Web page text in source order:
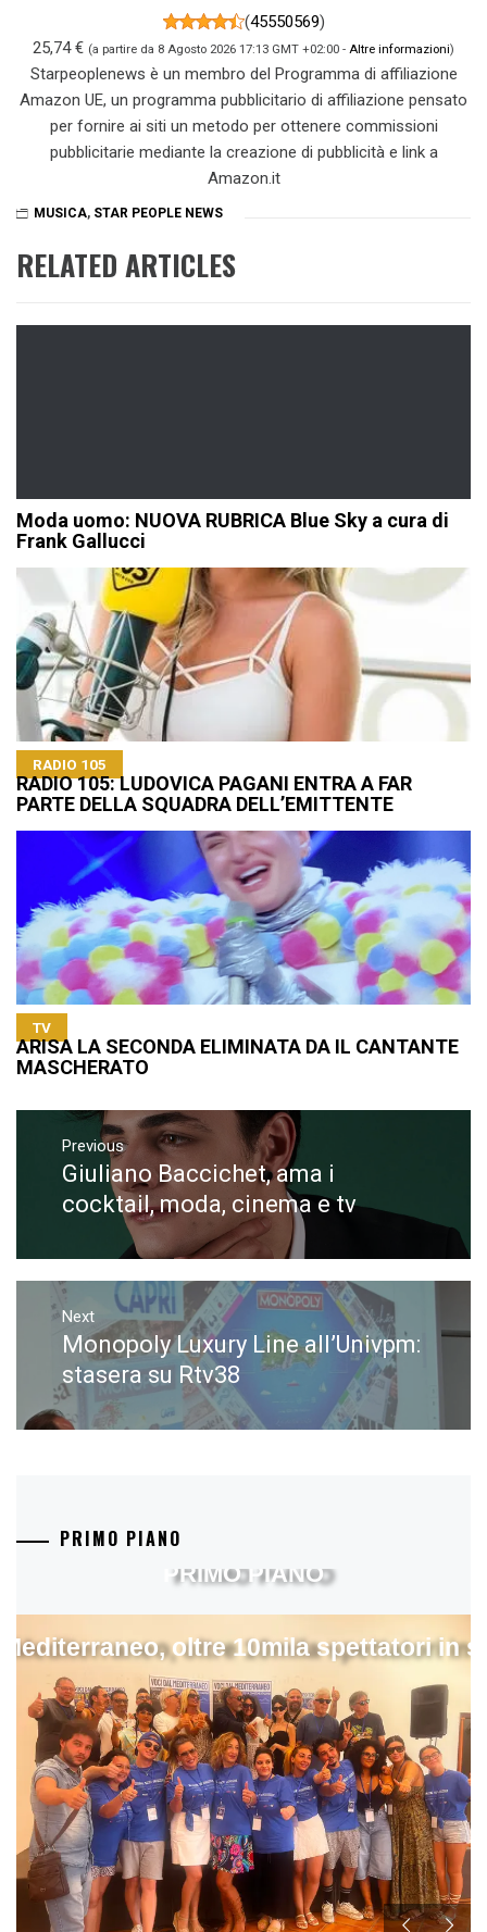
(45550569)
25,74 € (a partire da 8 Agosto 2026 17:13 GMT +02:00 - Altre informazioni)
Starpeoplenews è un membro del Programma di affiliazione
Amazon UE, un programma pubblicitario di affiliazione pensato
per fornire ai siti un metodo per ottenere commissioni
pubblicitarie mediante la creazione di pubblicità e link a
Amazon.it
MUSICA, STAR PEOPLE NEWS
RELATED ARTICLES
Moda uomo: NUOVA RUBRICA Blue Sky a cura di
Frank Gallucci
RADIO 105
RADIO 105: LUDOVICA PAGANI ENTRA A FAR
PARTE DELLA SQUADRA DELL’EMITTENTE
TV
ARISA LA SECONDA ELIMINATA DA IL CANTANTE
MASCHERATO
Navigazione
articoli
Previous
Previous
post:
Giuliano Baccichet, ama i
cocktail, moda, cinema e tv
Next
Next
post:
Monopoly Luxury Line all’Univpm:
stasera su Rtv38
PRIMO PIANO
oltre 10mila spettatori in
PRIMO PIANO